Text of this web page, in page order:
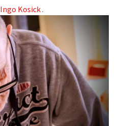
Ingo Kosick .